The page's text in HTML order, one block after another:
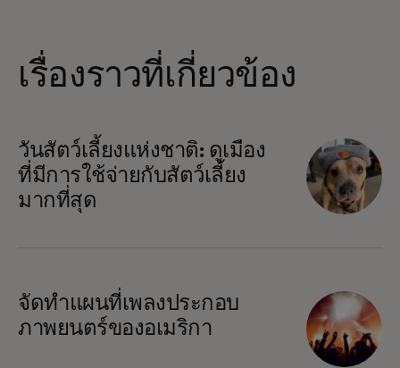
เรื่องราวที่เกี่ยวข้อง
วันสัตว์เลี้ยงแห่งชาติ: ดูเมือง
ที่มีการใช้จ่ายกับสัตว์เลี้ยง
มากที่สุด
จัดทำแผนที่เพลงประกอบ
ภาพยนตร์ของอเมริกา